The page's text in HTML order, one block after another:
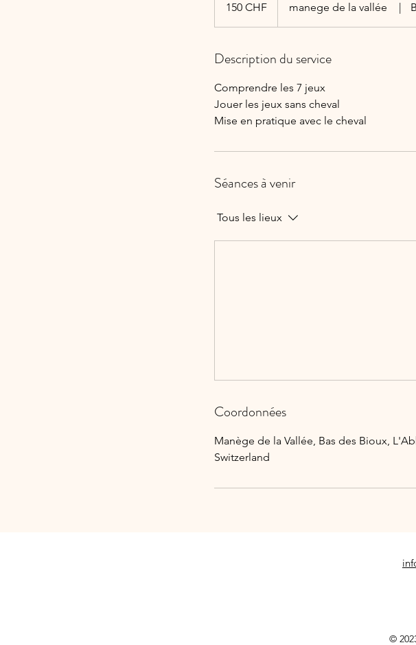
suisses
150 CHF manege de la vallée |
Description du service
Comprendre les 7 jeux
Jouer les jeux sans cheval
Mise en pratique avec le cheval
Séances à venir
Tous les lieux
Coordonnées
Manège de la Vallée, Bas des Bioux,
Switzerland
©